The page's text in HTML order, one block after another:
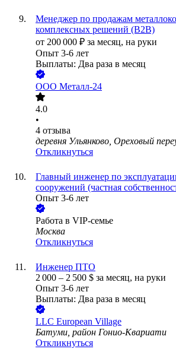
Менеджер по продажам
комплексных решений (B2B)
от 200 000 ₽ за месяц, на руки
Опыт 3-6 лет
Выплаты: Два раза в месяц
ООО Металл-24
4.0
•
4 отзыва
деревня Ульянково, Ореховый
Откликнуться
Главный инженер по
сооружений (частная
Опыт 3-6 лет
Работа в VIP-семье
Москва
Откликнуться
Инженер ПТО
2 000 – 2 500 $ за месяц, на руки
Опыт 3-6 лет
Выплаты: Два раза в месяц
LLC European Village
Батуми, район Гонио-Квариати
Откликнуться